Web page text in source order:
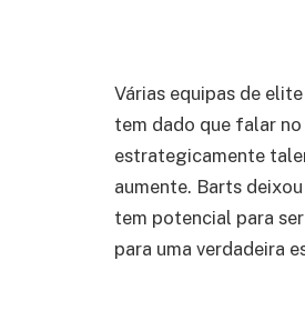
Várias equipas de
tem dado que falar
estrategicamente
aumente. Barts
tem potencial para
para uma verdadeira